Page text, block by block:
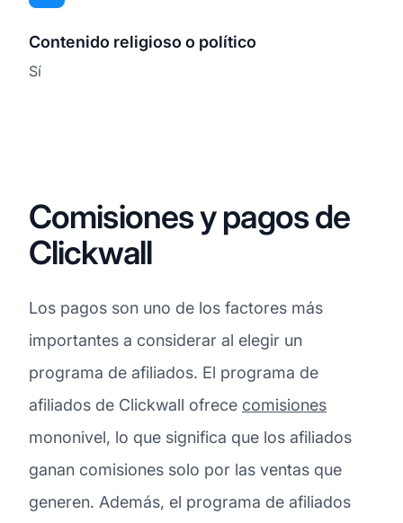
Contenido religioso o político
Sí
Comisiones y pagos de
Clickwall
Los pagos son uno de los factores más
importantes a considerar al elegir un
programa de afiliados. El programa de
afiliados de Clickwall ofrece comisiones
mononivel, lo que significa que los afiliados
ganan comisiones solo por las ventas que
generen. Además, el programa de afiliados